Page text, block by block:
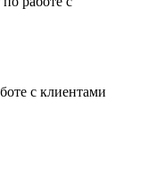
с клиентами